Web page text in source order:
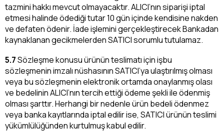
tazmini hakkı mevcut olmayacaktır. ALICI’nın siparişi iptal
etmesi halinde ödediği tutar 10 gün içinde kendisine nakden
ve defaten ödenir. İade işlemini gerçekleştirecek Bankadan
kaynaklanan gecikmelerden SATICI sorumlu tutulamaz.
5.7Sözleşme konusu ürünün teslimatı için işbu
sözleşmenin imzalı nüshasının SATICI’ya ulaştırılmış olması
veya bu sözleşmenin elektronik ortamda onaylanmış olası
ve bedelinin ALICI’nın tercih ettiği ödeme şekli ile ödenmiş
olması şarttır. Herhangi bir nedenle ürün bedeli ödenmez
veya banka kayıtlarında iptal edilir ise, SATICI ürünün teslimi
yükümlülüğünden kurtulmuş kabul edilir.